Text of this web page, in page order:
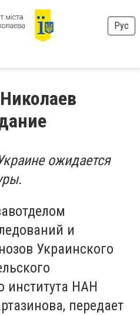
Рус
ожидается
и
Украинского
института НАН
передает